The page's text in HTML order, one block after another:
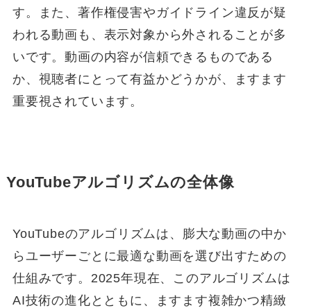
す。また、著作権侵害やガイドライン違反が疑
われる動画も、表示対象から外されることが多
いです。動画の内容が信頼できるものである
か、視聴者にとって有益かどうかが、ますます
重要視されています。
YouTubeアルゴリズムの全体像
YouTubeのアルゴリズムは、膨大な動画の中か
らユーザーごとに最適な動画を選び出すための
仕組みです。2025年現在、このアルゴリズムは
AI技術の進化とともに、ますます複雑かつ精緻